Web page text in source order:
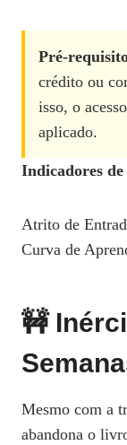
crédito ou
isso, o
aplicado.
Indicadores
Atrito de
Curva de
🚧
Mesmo com a
abandona o